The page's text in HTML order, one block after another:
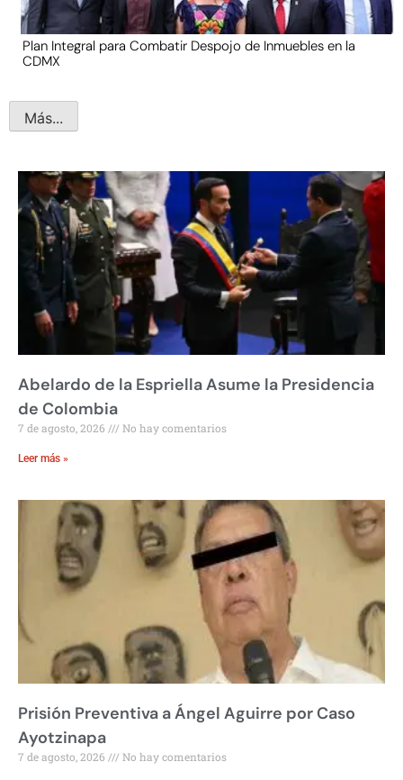
Plan Integral para Combatir Despojo de Inmuebles en la
CDMX
Más...
Abelardo de la Espriella Asume la Presidencia
de Colombia
7 de agosto, 2026 No hay comentarios
Leer más »
Prisión Preventiva a Ángel Aguirre por Caso
Ayotzinapa
7 de agosto, 2026 No hay comentarios